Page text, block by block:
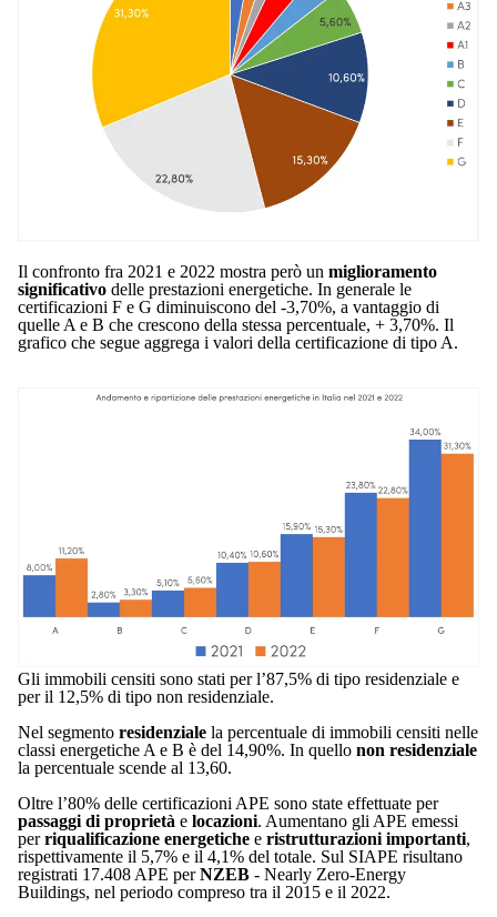
Il confronto fra 2021 e 2022 mostra però un miglioramento
significativo delle prestazioni energetiche. In generale le
certificazioni F e G diminuiscono del -3,70%, a vantaggio di
quelle A e B che crescono della stessa percentuale, + 3,70%. Il
grafico che segue aggrega i valori della certificazione di tipo A.
Gli immobili censiti sono stati per l’87,5% di tipo residenziale e
per il 12,5% di tipo non residenziale.
Nel segmento residenziale la percentuale di immobili censiti nelle
classi energetiche A e B è del 14,90%. In quello non residenziale
la percentuale scende al 13,60.
Oltre l’80% delle certificazioni APE sono state effettuate per
passaggi di proprietà e locazioni. Aumentano gli APE emessi
perriqualificazione energetiche e ristrutturazioni importanti,
rispettivamente il 5,7% e il 4,1% del totale. Sul SIAPE risultano
registrati 17.408 APE perNZEB - Nearly Zero-Energy
Buildings, nel periodo compreso tra il 2015 e il 2022.